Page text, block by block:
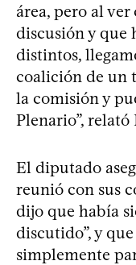
área, pero al
discusión y que
distintos,
coalición de un
la comisión y
Plenario”, relató
El diputado
reunió con sus
dijo que había
discutido”, y
simplemente